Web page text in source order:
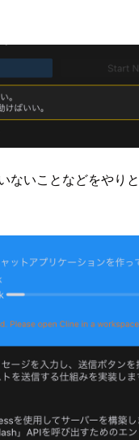
ないことなどをやりと